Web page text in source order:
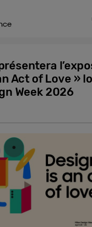
Act of Love »
Week 2026